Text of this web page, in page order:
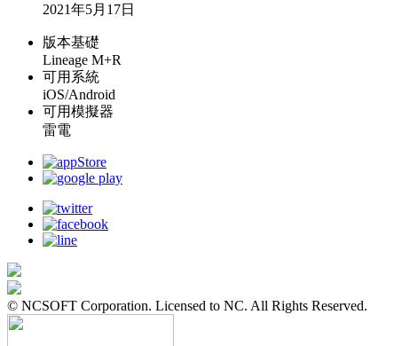
2021年5月17日
版本基礎
Lineage M+R
可用系統
iOS/Android
可用模擬器
雷電
© NCSOFT Corporation. Licensed to NC. All Rights Reserved.